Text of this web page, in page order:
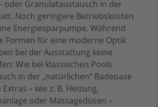
oder Granulataustausch in der
Noch geringere Betriebskosten
Energiesparpumpe. Während
Formen für eine moderne Optik
bei der Ausstattung keine
Wie bei klassischen Pools
in der „natürlichen“ Badeoase
– wie z. B. Heizung,
oder Massagedüsen –